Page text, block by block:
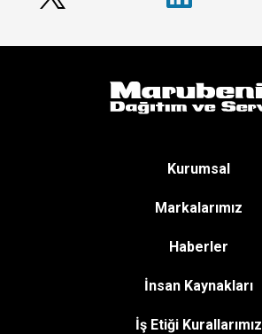
Kurumsal
Markalarımız
Haberler
İnsan Kaynakları
İş Etiği Kurallarımız